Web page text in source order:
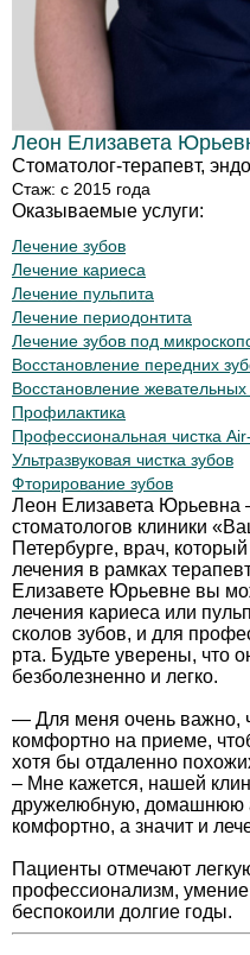
Леон Елизавета
Стоматолог-терапевт,
Стаж: с 2015 года
Оказываемые услуги:
Лечение зубов
Лечение кариеса
Лечение пульпита
Лечение периодонтита
Лечение зубов под
Восстановление передних
Восстановление жевательных
Профилактика
Профессиональная чистка
Ультразвуковая чистка зубов
Фторирование зубов
Леон Елизавета Юрьевна
стоматологов клиники
Петербурге, врач,
лечения в рамках
Елизавете Юрьевне вы
лечения кариеса или
сколов зубов, и для
рта. Будьте уверены, что
безболезненно и легко.
— Для меня очень важно,
комфортно на приеме,
хотя бы отдаленно
– Мне кажется, нашей
дружелюбную, домашнюю
комфортно, а значит и
Пациенты отмечают
профессионализм,
беспокоили долгие годы.